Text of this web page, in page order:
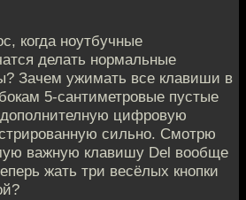
когда ноутбучные
делать нормальные
Зачем ужимать все клавиши в
5-сантиметровые пустые
цифровую
сильно. Смотрю
важную клавишу Del вообще
жать три весёлых кнопки